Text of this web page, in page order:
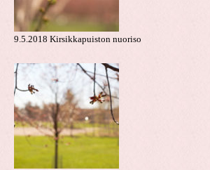
9.5.2018 Kirsikkapuiston nuoriso